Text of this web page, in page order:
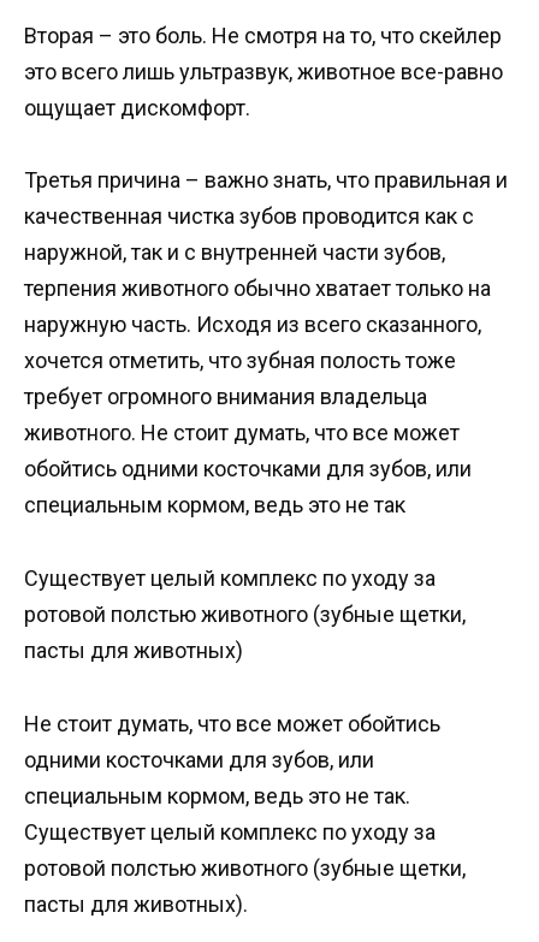
Вторая – это боль. Не смотря на то, что скейлер
это всего лишь ультразвук, животное все-равно
ощущает дискомфорт.
Третья причина – важно знать, что правильная и
качественная чистка зубов проводится как с
наружной, так и с внутренней части зубов,
терпения животного обычно хватает только на
наружную часть. Исходя из всего сказанного,
хочется отметить, что зубная полость тоже
требует огромного внимания владельца
животного. Не стоит думать, что все может
обойтись одними косточками для зубов, или
специальным кормом, ведь это не так
Существует целый комплекс по уходу за
ротовой полстью животного (зубные щетки,
пасты для животных)
Не стоит думать, что все может обойтись
одними косточками для зубов, или
специальным кормом, ведь это не так.
Существует целый комплекс по уходу за
ротовой полстью животного (зубные щетки,
пасты для животных).